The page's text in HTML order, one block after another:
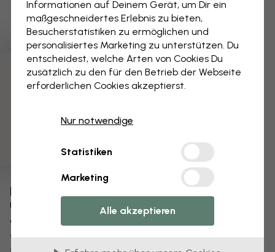
Bearbeiten Sie Ihre Tapete
Unser Designteam kann jedes Motiv optimieren,
damit es für Sie einzigartig wird.
Größe oder Farben ändern
Fügen Sie ein Objekt hinzu oder entfernen Sie es
Informationen auf Deinem Gerät, um Dir ein
maßgeschneidertes Erlebnis zu bieten,
Besucherstatistiken zu ermöglichen und
personalisiertes Marketing zu unterstützen. Du
entscheidest, welche Arten von Cookies Du
zusätzlich zu den für den Betrieb der Webseite
erforderlichen Cookies akzeptierst.
Nur notwendige
Statistiken
Marketing
Alle akzeptieren